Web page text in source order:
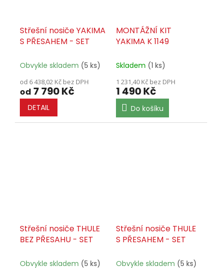
Střešní nosiče YAKIMA
S PŘESAHEM - SET
Obvykle skladem (5 ks)
od 6 438,02 Kč bez DPH
od 7 790 Kč
DETAIL
MONTÁŽNÍ KIT
YAKIMA K 1149
Skladem (1 ks)
1 231,40 Kč bez DPH
1 490 Kč
Do košíku
Střešní nosiče THULE
BEZ PŘESAHU - SET
Obvykle skladem (5 ks)
Střešní nosiče THULE
S PŘESAHEM - SET
Obvykle skladem (5 ks)